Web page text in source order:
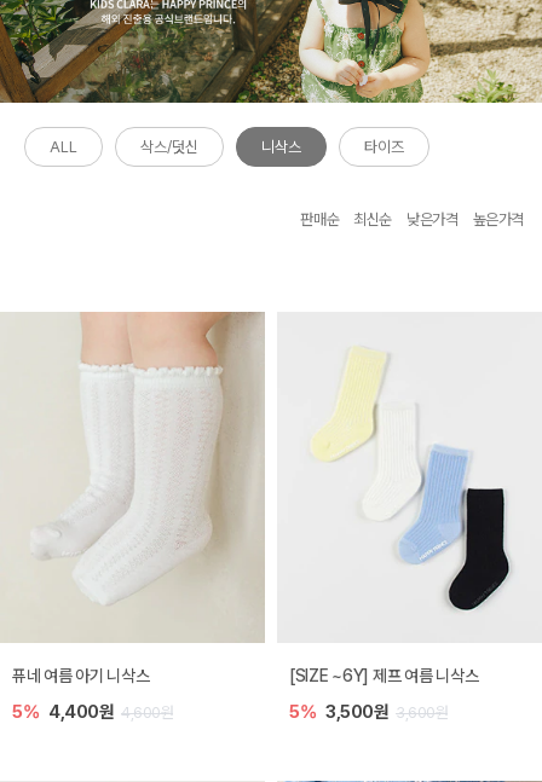
ALL 삭스/덧신 니삭스 타이즈
판매순 최신순 낮은가격 높은가격
퓨네 여름 아기 니삭스
5% 4,400원 4,600원
[SIZE ~6Y] 제프 여름 니삭스
5% 3,500원 3,600원